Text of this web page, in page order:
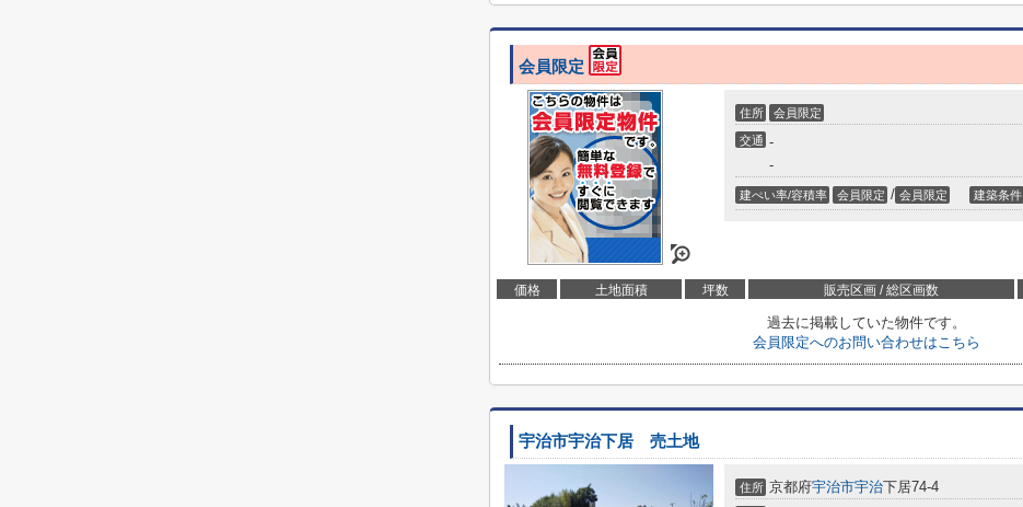
会員限定
住所 会員限定
交通 -
-
建ぺい率/容積率 会員限定 / 会員限定 建築条件
価格 土地面積 坪数 販売区画 / 総区画数
過去に掲載していた物件です。
会員限定へのお問い合わせはこちら
宇治市宇治下居 売土地
住所 京都府宇治市宇治下居74-4